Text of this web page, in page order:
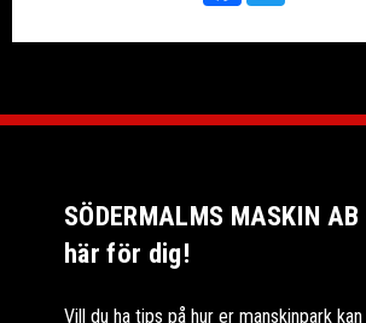
SÖDERMALMS MASKIN
här för dig!
Vill du ha tips på hur er manskinpark